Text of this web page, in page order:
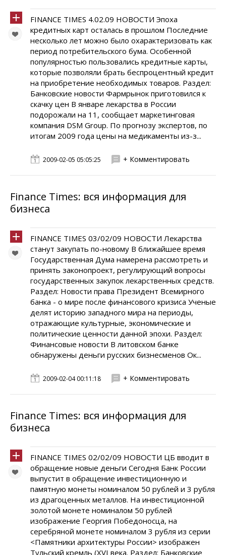
FINANCE TIMES 4.02.09 НОВОСТИ Эпоха
кредитных карт осталась в прошлом Последние
несколько лет можно было охарактеризовать как
период потребительского бума. Особенной
популярностью пользовались кредитные карты,
которые позволяли брать беспроцентный кредит
на приобретение необходимых товаров. Раздел:
Банковские новости Фармрынок приготовился к
скачку цен В январе лекарства в России
подорожали на 11, сообщает маркетинговая
компания DSM Group. По прогнозу экспертов, по
итогам 2009 года цены на медикаменты из-з...
2009-02-05 05:05:25 + Комментировать
Finance Times: вся информация для
бизнеса
FINANCE TIMES 03/02/09 НОВОСТИ Лекарства
станут закупать по-новому В ближайшее время
Государственная Дума намерена рассмотреть и
принять законопроект, регулирующий вопросы
государственных закупок лекарственных средств.
Раздел: Новости права Президент Всемирного
банка - о мире после финансового кризиса Ученые
делят историю западного мира на периоды,
отражающие культурные, экономические и
политические ценности данной эпохи. Раздел:
Финансовые новости В литовском банке
обнаружены деньги русских бизнесменов Ок...
2009-02-04 00:11:18 + Комментировать
Finance Times: вся информация для
бизнеса
FINANCE TIMES 02/02/09 НОВОСТИ ЦБ вводит в
обращение новые деньги Сегодня Банк России
выпустит в обращение инвестиционную и
памятную монеты номиналом 50 рублей и 3 рубля
из драгоценных металлов. На инвестиционной
золотой монете номиналом 50 рублей
изображение Георгия Победоносца, на
серебряной монете номиналом 3 рубля из серии
<Памятники архитектуры России> изображен
Тульский кремль (XVI века. Раздел: Банковские